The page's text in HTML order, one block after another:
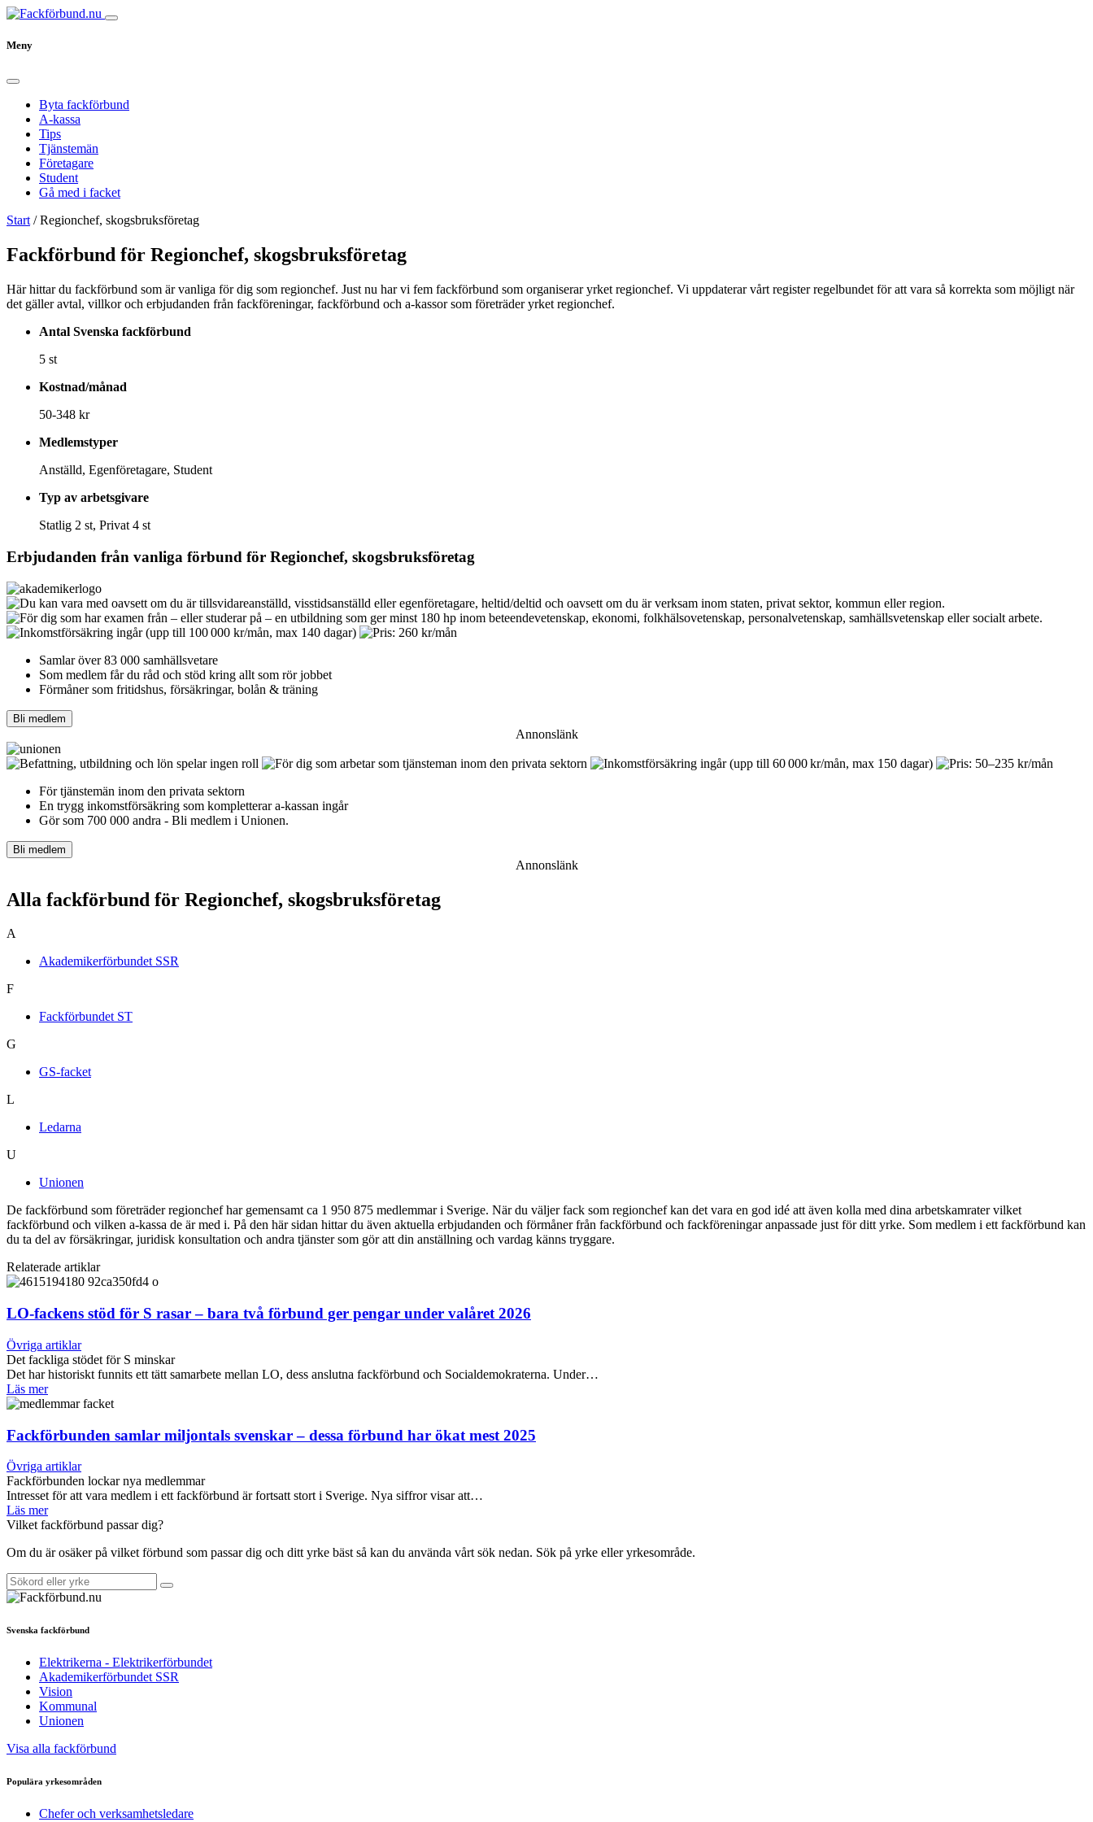
Meny
Byta fackförbund
A-kassa
Tips
Tjänstemän
Företagare
Student
Gå med i facket
Start /Regionchef, skogsbruksföretag
Fackförbund för Regionchef, skogsbruksföretag
Här hittar du fackförbund som är vanliga för dig som regionchef. Just nu har vi fem fackförbund som organiserar yrket regionchef. Vi uppdaterar vårt register regelbundet för att vara så korrekta som möjligt när
det gäller avtal, villkor och erbjudanden från fackföreningar, fackförbund och a-kassor som företräder yrket regionchef.
Antal Svenska fackförbund
5 st
Kostnad/månad
50-348 kr
Medlemstyper
Anställd, Egenföretagare, Student
Typ av arbetsgivare
Statlig 2 st, Privat 4 st
Erbjudanden från vanliga förbund för Regionchef, skogsbruksföretag
Samlar över 83 000 samhällsvetare
Som medlem får du råd och stöd kring allt som rör jobbet
Förmåner som fritidshus, försäkringar, bolån & träning
Bli medlem
Annonslänk
För tjänstemän inom den privata sektorn
En trygg inkomst­försäkring som kompletterar a-kassan ingår
Gör som 700 000 andra - Bli medlem i Unionen.
Bli medlem
Annonslänk
Alla fackförbund för Regionchef, skogsbruksföretag
A
Akademikerförbundet SSR
F
Fackförbundet ST
G
GS-facket
L
Ledarna
U
Unionen
De fackförbund som företräder regionchef har gemensamt ca 1 950 875 medlemmar i Sverige. När du väljer fack som regionchef kan det vara en god idé att även kolla med dina arbetskamrater vilket
fackförbund och vilken a-kassa de är med i. På den här sidan hittar du även aktuella erbjudanden och förmåner från fackförbund och fackföreningar anpassade just för ditt yrke. Som medlem i ett fackförbund kan
du ta del av försäkringar, juridisk konsultation och andra tjänster som gör att din anställning och vardag känns tryggare.
Relaterade artiklar
LO-fackens stöd för S rasar – bara två förbund ger pengar under valåret 2026
Övriga artiklar
Det fackliga stödet för S minskar
Det har historiskt funnits ett tätt samarbete mellan LO, dess anslutna fackförbund och Socialdemokraterna. Under…
Läs mer
Fackförbunden samlar miljontals svenskar – dessa förbund har ökat mest 2025
Övriga artiklar
Fackförbunden lockar nya medlemmar
Intresset för att vara medlem i ett fackförbund är fortsatt stort i Sverige. Nya siffror visar att…
Läs mer
Vilket fackförbund passar dig?
Om du är osäker på vilket förbund som passar dig och ditt yrke bäst så kan du använda vårt sök nedan. Sök på yrke eller yrkesområde.
Svenska fackförbund
Elektrikerna - Elektrikerförbundet
Akademikerförbundet SSR
Vision
Kommunal
Unionen
Visa alla fackförbund
Populära yrkesområden
Chefer och verksamhetsledare